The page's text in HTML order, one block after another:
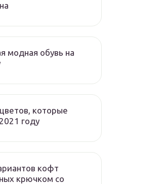
модная обувь на
которые
году
кофт
крючком со